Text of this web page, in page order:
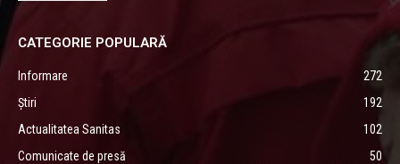
CATEGORIE POPULARĂ
Informare
272
Știri
192
Actualitatea Sanitas
102
Comunicate de presă
50